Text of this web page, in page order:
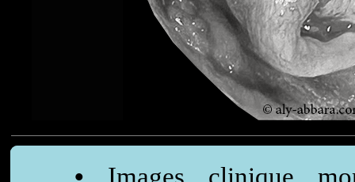
• Images clinique